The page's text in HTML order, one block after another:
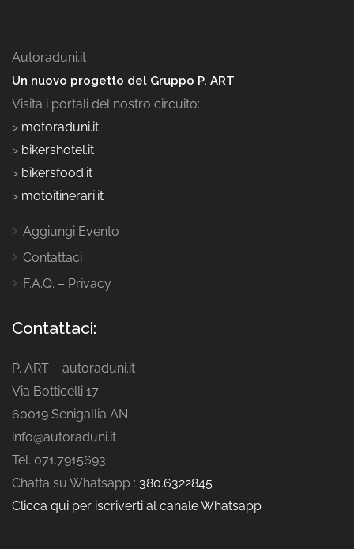
Autoraduni.it
Un nuovo progetto del Gruppo P. ART
Visita i portali del nostro circuito:
> motoraduni.it
> bikershotel.it
> bikersfood.it
> motoitinerari.it
Aggiungi Evento
Contattaci
F.A.Q. – Privacy
Contattaci:
P. ART – autoraduni.it
Via Botticelli 17
60019 Senigallia AN
info@autoraduni.it
Tel. 071.7915693
Chatta su Whatsapp : 380.6322845
Clicca qui per iscriverti al canale Whatsapp